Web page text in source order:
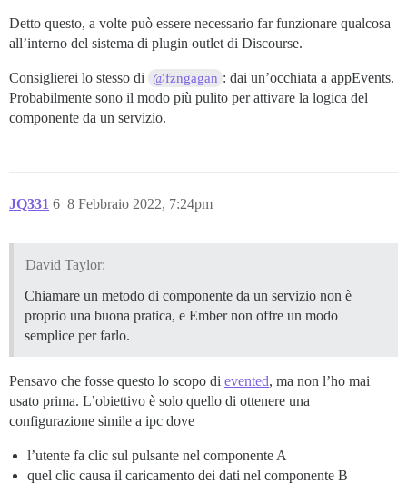
Detto questo, a volte può essere necessario far funzionare qualcosa
all’interno del sistema di plugin outlet di Discourse.
Consiglierei lo stesso di @fzngagan : dai un’occhiata a appEvents.
Probabilmente sono il modo più pulito per attivare la logica del
componente da un servizio.
JQ331 8 Febbraio 2022, 7:24pm
6
David Taylor:
Chiamare un metodo di componente da un servizio non è
proprio una buona pratica, e Ember non offre un modo
semplice per farlo.
Pensavo che fosse questo lo scopo di evented, ma non l’ho mai
usato prima. L’obiettivo è solo quello di ottenere una
configurazione simile a ipc dove
l’utente fa clic sul pulsante nel componente A
quel clic causa il caricamento dei dati nel componente B